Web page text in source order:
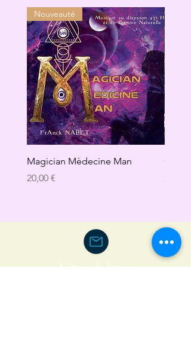
Nouveauté
Magician Mèdecine Man
Prix
20,00 €
GAÏA
20,00 €
Politique de Retour